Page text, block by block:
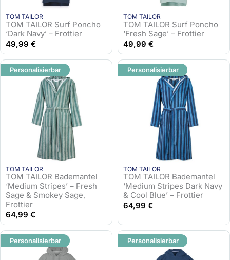
TOM TAILOR
TOM TAILOR Surf Poncho
‘Dark Navy’ – Frottier
49,99 €
TOM TAILOR
TOM TAILOR Surf Poncho
‘Fresh Sage’ – Frottier
49,99 €
TOM TAILOR
TOM TAILOR Bademantel
‘Medium Stripes’ – Fresh
Sage & Smokey Sage,
Frottier
64,99 €
Personalisierbar
TOM TAILOR
TOM TAILOR Bademantel
‘Medium Stripes Dark Navy
& Cool Blue’ – Frottier
64,99 €
Personalisierbar
Personalisierbar Personalisierbar